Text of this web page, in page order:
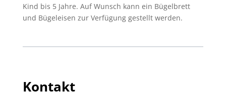
Kind bis 5 Jahre. Auf Wunsch kann ein Bügelbrett
und Bügeleisen zur Verfügung gestellt werden.
Kontakt